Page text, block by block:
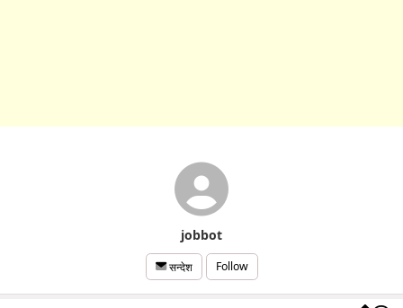
jobbot
सन्देश Follow